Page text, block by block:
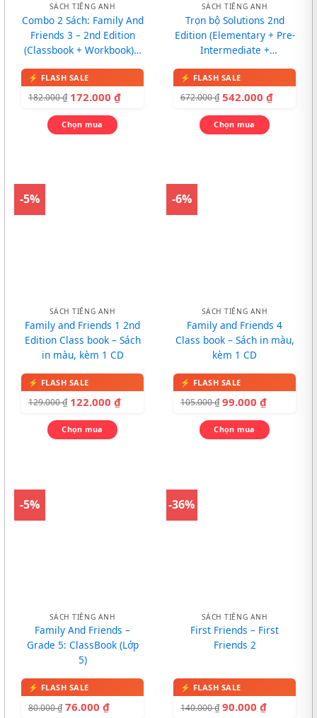
SÁCH TIẾNG ANH
Combo 2 Sách: Family And
Friends 3 – 2nd Edition
(Classbook + Workbook) –
182.000₫ 172.000 ₫
Chọn mua
SÁCH TIẾNG ANH
Trọn bộ Solutions 2nd
Edition (Elementary + Pre-
Intermediate +
672.000₫ 542.000 ₫
Chọn mua
-5%
SÁCH TIẾNG ANH
Family and Friends 1 2nd
Edition Class book – Sách
in màu, kèm 1 CD
129.000₫ 122.000 ₫
Chọn mua
-6%
SÁCH TIẾNG ANH
Family and Friends 4
Class book – Sách in màu,
kèm 1 CD
105.000₫ 99.000 ₫
Chọn mua
-5%
SÁCH TIẾNG ANH
Family And Friends –
Grade 5: ClassBook (Lớp
5)
80.000₫ 76.000 ₫
-36%
SÁCH TIẾNG ANH
First Friends – First
Friends 2
140.000₫ 90.000 ₫